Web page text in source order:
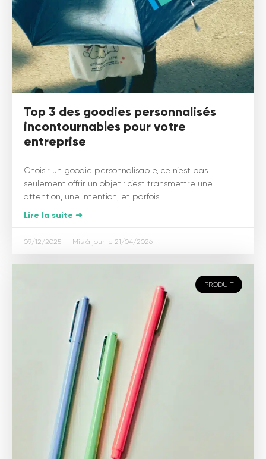
Top 3 des goodies personnalisés
incontournables pour votre
entreprise
Choisir un goodie personnalisable, ce n’est pas
seulement offrir un objet : c’est transmettre une
attention, une intention, et parfois...
Lire la suite ➜
09/12/2025 21/04/2026
PRODUIT